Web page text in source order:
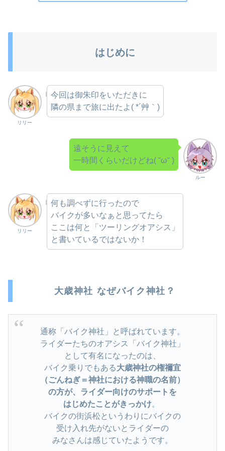
はじめに
リリー
今回は御朱印をいただきに
隣の県まで旅に出たよ( *´艸｀)
ルー
遠そうに見えて
一時間くらいだけどね( ˘ω˘ )
リリー
何も調べずに行ったので
バイクが多いなぁと思ってたら
ここは何と「ツーリングオアシス」
と書いているではないか！
大歳神社 なぜバイク神社？
通称「バイク神社」と呼ばれています。
ライダーたちのオアシス「バイク神社」
として有名になったのは、
バイク乗りでもある大歳神社の権禰宜
（ごんねぎ＝神社における神職の名前）
の方が、ライダー向けのサポートを
はじめたことがきっかけ。
バイクの街浜松というわりにバイクの
受け入れ先がないとライダーの
みなさんは感じていたようです。